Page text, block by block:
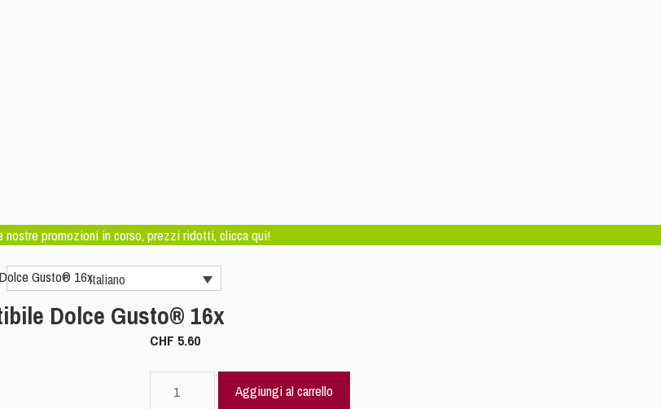
nostre promozioni in corso, prezzi ridotti, clicca qui!
Italiano
Gusto® 16x
Dolce Gusto® 16x
CHF 5.60
Aggiungi al carrello